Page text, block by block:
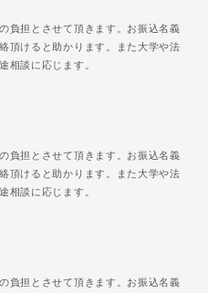
負担とさせて頂きます。お振込名義
頂けると助かります。また大学や法
相談に応じます。
負担とさせて頂きます。お振込名義
頂けると助かります。また大学や法
相談に応じます。
負担とさせて頂きます。お振込名義